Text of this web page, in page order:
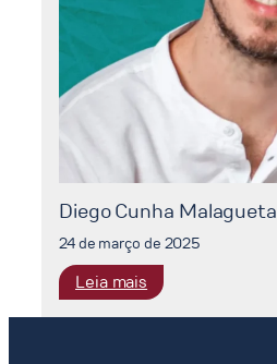
Diego Cunha Malagueta
24 de março de 2025
Leia mais
Diego